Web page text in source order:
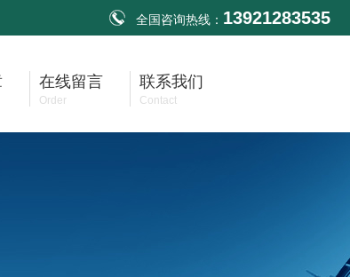
全国咨询热线： 13921283535
在线留言
Order
联系我们
Contact